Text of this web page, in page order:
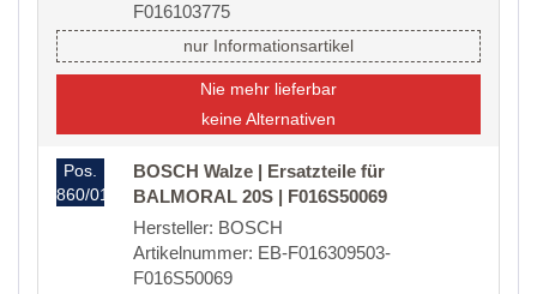
F016103775
nur Informationsartikel
Nie mehr lieferbar
keine Alternativen
Pos.
860/01
BOSCH Walze | Ersatzteile für
BALMORAL 20S | F016S50069
Hersteller: BOSCH
Artikelnummer: EB-F016309503-
F016S50069